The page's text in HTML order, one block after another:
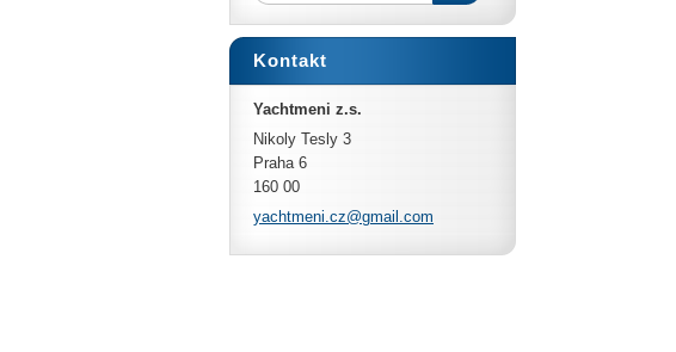
Kontakt
Yachtmeni z.s.
Nikoly Tesly 3
Praha 6
160 00
yachtmeni.cz@gmail.com